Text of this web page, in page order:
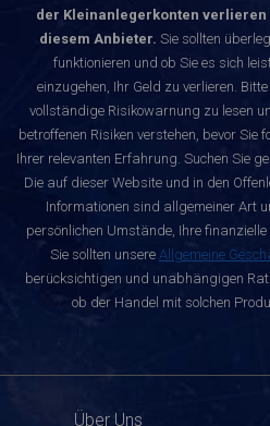
der Kleinanlegerkonten verlieren
diesem Anbieter. Sie sollten
funktionieren und ob Sie es sich
einzugehen, Ihr Geld zu verlieren.
vollständige Risikowarnung zu lesen
betroffenen Risiken verstehen, bevor
Ihrer relevanten Erfahrung. Suchen Sie
Die auf dieser Website und in den
Informationen sind allgemeiner Art
persönlichen Umstände, Ihre
Sie sollten unsere Allgemeine
berücksichtigen und unabhängigen Rat
ob der Handel mit solchen
Über Uns